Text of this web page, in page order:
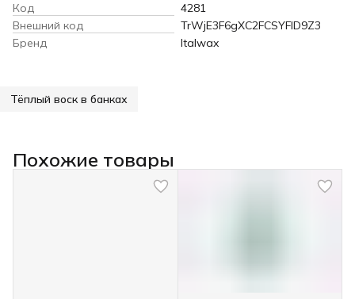
Код
4281
Внешний код
TrWjE3F6gXC2FCSYFID9Z3
Бренд
Italwax
Тёплый воск в банках
Похожие товары